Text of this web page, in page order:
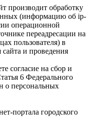
производит обработку
(информацию об ip-
операционной
переадресации на
пользователя) в
и проведения
согласие на сбор и
6 Федерального
о персональных
портала городского